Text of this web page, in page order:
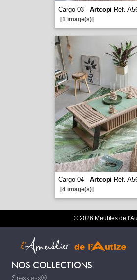
Cargo 03 - Artcopi Réf.
[1 image(s)]
Cargo 04 - Artcopi Réf.
[4 image(s)]
© 2026 Meubles de
NOS COLLECTIONS
Stressless®